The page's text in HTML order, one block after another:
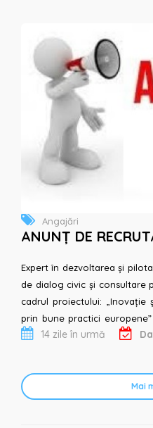
Angajări
ANUNȚ DE
Expert în dezvoltarea și
de dialog civic și consultare publică Cerere de
cadrul proiectului: „Inovație și cooperare durabilă OSC–APL
prin bune practici europene” CONTEXT Asociația Obștească
„Inovaț...14 zile în urmă
Mai